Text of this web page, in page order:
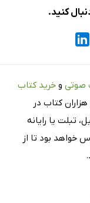
کنید.
صوتی و خرید کتاب
کتاب در
تبلت یا رایانه
خواهد بود تا از